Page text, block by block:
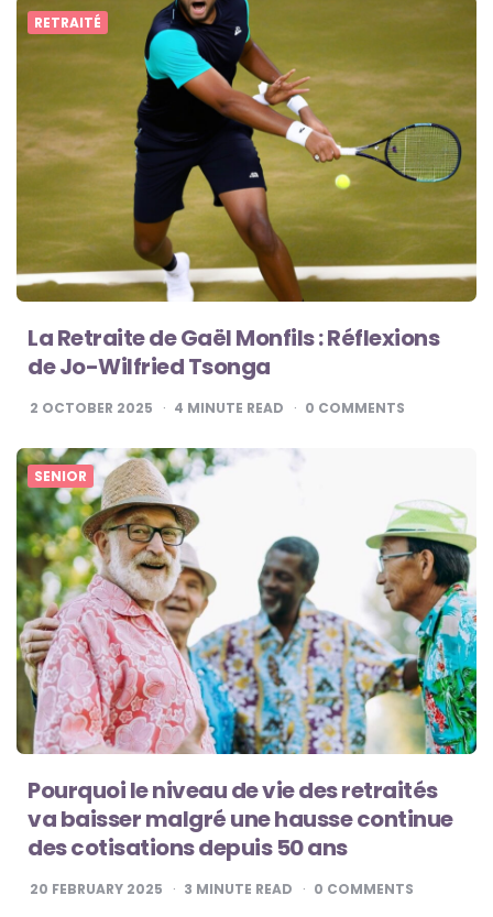
RETRAITÉ
La Retraite de Gaël Monfils : Réflexions
de Jo-Wilfried Tsonga
2 OCTOBER 2025 4 MINUTE READ 0 COMMENTS
SENIOR
Pourquoi le niveau de vie des retraités
va baisser malgré une hausse continue
des cotisations depuis 50 ans
20 FEBRUARY 2025 3 MINUTE READ 0 COMMENTS